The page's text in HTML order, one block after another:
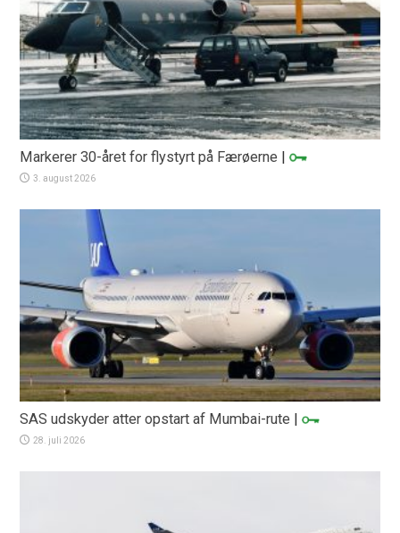
Markerer 30-året for flystyrt på Færøerne |
3. august 2026
SAS udskyder atter opstart af Mumbai-rute |
28. juli 2026